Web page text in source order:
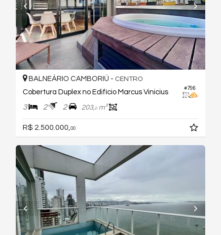
#796
BALNEÁRIO CAMBORIÚ - CENTRO
Cobertura Duplex no Edifício Marcus Vinicius
3 2 2 203,0m²
R$ 2.500.000,00